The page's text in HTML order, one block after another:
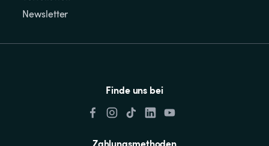
Newsletter
Finde uns bei
Zahlungsmethoden